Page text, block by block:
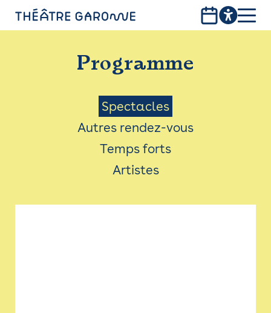
PROGRAMME
INFOS PRATIQUES
AVEC LES PUBLICS
ACCESSIBILITÉ
LES PRODUCTIONS
Programme
Menu
Saison
Spectacles
Autres rendez-vous
Temps forts
Artistes